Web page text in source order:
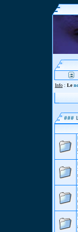
Info : Le
###